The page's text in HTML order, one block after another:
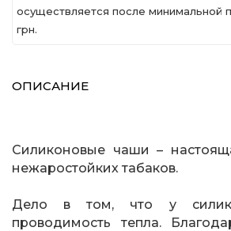
осуществляется после минимальной
грн.
ОПИСАНИЕ
Силиконовые чаши –
нежаростойких табаков.
Дело в том, что у
проводимость тепла.